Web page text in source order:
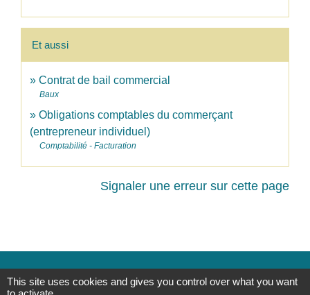
Et aussi
Contrat de bail commercial
Baux
Obligations comptables du commerçant
(entrepreneur individuel)
Comptabilité - Facturation
Signaler une erreur sur cette page
This site uses cookies and gives you control over what you want